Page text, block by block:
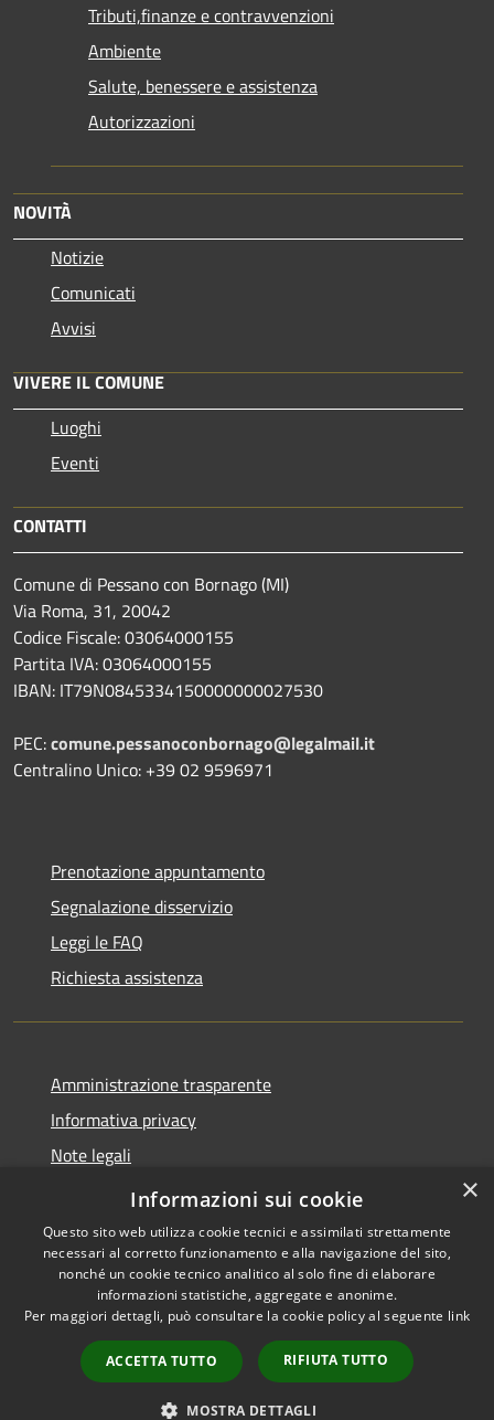
Tributi,finanze e contravvenzioni
Ambiente
Salute, benessere e assistenza
Autorizzazioni
NOVITÀ
Notizie
Comunicati
Avvisi
VIVERE IL COMUNE
Luoghi
Eventi
CONTATTI
Comune di Pessano con Bornago (MI)
Via Roma, 31, 20042
Codice Fiscale: 03064000155
Partita IVA: 03064000155
IBAN: IT79N0845334150000000027530
PEC:comune.pessanoconbornago@legalmail.it
Centralino Unico: +39 02 9596971
Prenotazione appuntamento
Segnalazione disservizio
Leggi le FAQ
Richiesta assistenza
Amministrazione trasparente
Informativa privacy
Note legali
Dichiarazione di accessibilità
Accessibilità
Copyright © 2026 • Comune di
Pessano con Bornago •
Powered byMunicipium
Accesso redazione
×
Informazioni sui cookie
Questo sito web utilizza cookie tecnici e assimilati strettamente
necessari al corretto funzionamento e alla navigazione del sito,
nonché un cookie tecnico analitico al solo fine di elaborare
informazioni statistiche, aggregate e anonime.
Per maggiori dettagli, può consultare la cookie policy al seguente link
ACCETTA TUTTO RIFIUTA TUTTO
MOSTRA DETTAGLI